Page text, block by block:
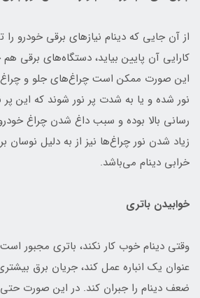
از آن جایی که دینام نیازهای برقی خودرو
کارایی آن پایین بیاید، دستگاه‌های برقی
این صورت ممکن است چراغ‌های جلو و
نور شده و یا به شدت پر نور شوند که این
رسانی بالا بوده و سبب داغ شدن چراغ
زیاد شدن نور چراغ‌ها نیز از به دلیل نوسان
خرابی دینام می‌باشد.
خوابیدن باتری
وقتی دینام خوب کار نکند، باتری مجبور
عنوان یک انباره عمل کند، جریان برق
ضعف دینام را جبران کند. در این صورت